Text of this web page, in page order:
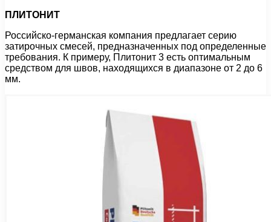
ПЛИТОНИТ
Российско-германская компания предлагает серию
затирочных смесей, предназначенных под определенные
требования. К примеру, Плитонит 3 есть оптимальным
средством для швов, находящихся в диапазоне от 2 до 6
мм.